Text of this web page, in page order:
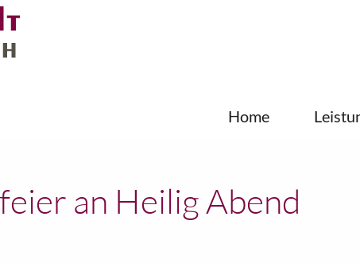
Home
an Heilig Abend